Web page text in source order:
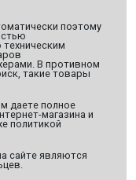
поэтому
В противном
такие товары
даете полное
магазина и
политикой
сайте являются